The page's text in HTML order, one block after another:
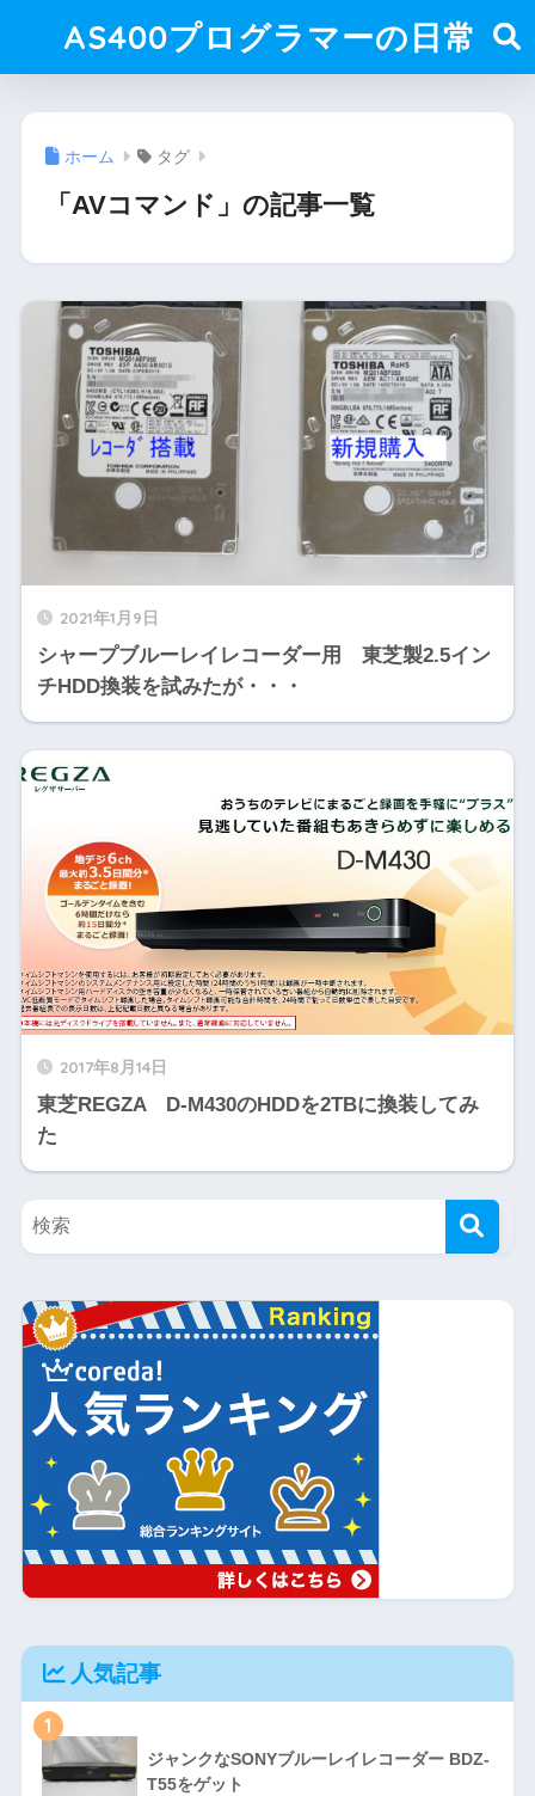
AS400プログラマーの日常
ホーム タグ
「AVコマンド」の記事一覧
2021年1月9日
シャープブルーレイレコーダー用 東芝製2.5イン
チHDD換装を試みたが・・・
2017年8月14日
東芝REGZA D-M430のHDDを2TBに換装してみ
た
人気記事
1
ジャンクなSONYブルーレイレコーダー BDZ-
T55をゲット